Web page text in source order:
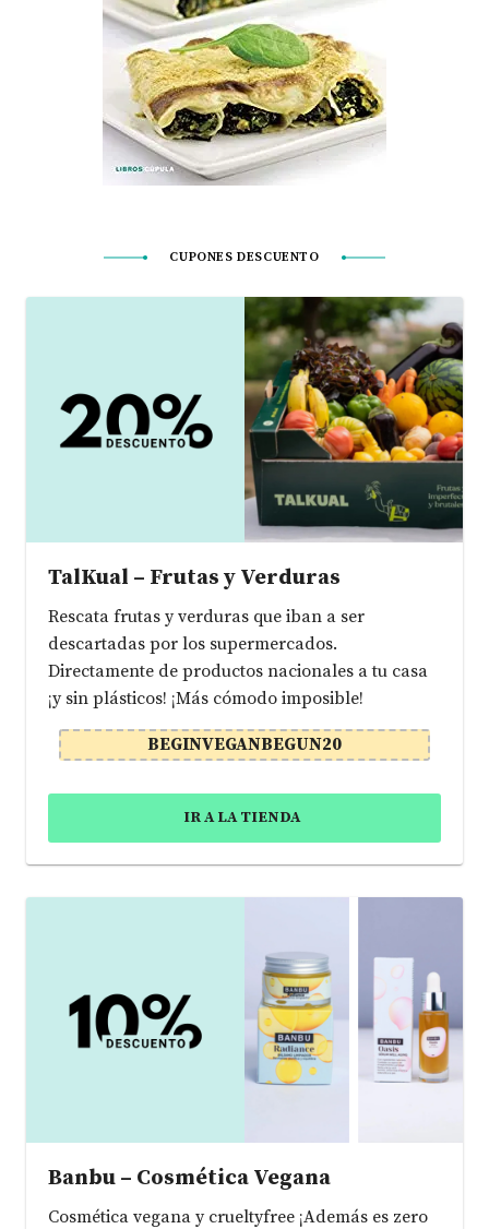
CUPONES DESCUENTO
TalKual – Frutas y Verduras
Rescata frutas y verduras que iban a ser
descartadas por los supermercados.
Directamente de productos nacionales a tu casa
¡y sin plásticos! ¡Más cómodo imposible!
BEGINVEGANBEGUN20
IR A LA TIENDA
Banbu – Cosmética Vegana
Cosmética vegana y crueltyfree ¡Además es zero